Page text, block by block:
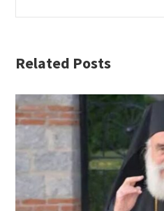
Related Posts